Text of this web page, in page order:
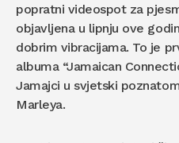
popratni videospot za
objavljena u lipnju ove
dobrim vibracijama. To je
albuma “Jamaican
Jamajci u svjetski
Marleya.